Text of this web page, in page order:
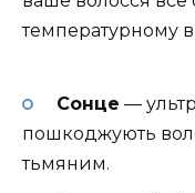
температурному
Сонце —
пошкоджують
тьмяним.